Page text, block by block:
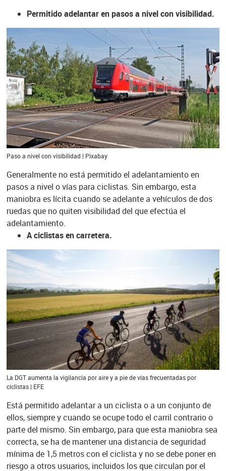
Permitido adelantar en pasos a nivel con visibilidad.
Paso a nivel con visibilidad | Pixabay
Generalmente no está permitido el adelantamiento en
pasos a nivel o vías para ciclistas. Sin embargo, esta
maniobra es lícita cuando se adelante a vehículos de dos
ruedas que no quiten visibilidad del que efectúa el
adelantamiento.
A ciclistas en carretera.
La DGT aumenta la vigilancia por aire y a pie de vías frecuentadas por
ciclistas | EFE
Está permitido adelantar a un ciclista o a un conjunto de
ellos, siempre y cuando se ocupe todo el carril contrario o
parte del mismo. Sin embargo, para que esta maniobra sea
correcta, se ha de mantener una distancia de seguridad
mínima de 1,5 metros con el ciclista y no se debe poner en
riesgo a otros usuarios, incluidos los que circulan por el